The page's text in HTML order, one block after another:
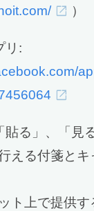
）
リ:
る」、「見
える付箋と
ト上で提供